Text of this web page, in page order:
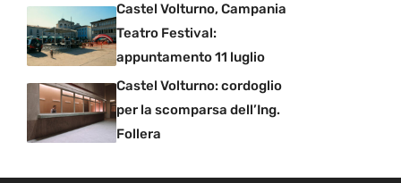
Castel Volturno, Campania
Teatro Festival:
appuntamento 11 luglio
Castel Volturno: cordoglio
per la scomparsa dell’Ing.
Follera